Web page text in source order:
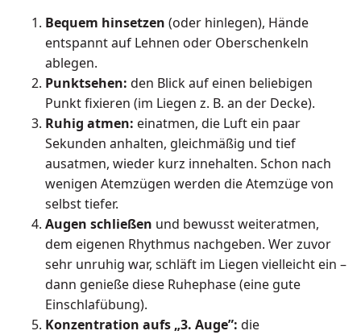
Bequem hinsetzen (oder hinlegen), Hände
entspannt auf Lehnen oder Oberschenkeln
ablegen.
Punktsehen: den Blick auf einen beliebigen
Punkt fixieren (im Liegen z. B. an der Decke).
Ruhig atmen: einatmen, die Luft ein paar
Sekunden anhalten, gleichmäßig und tief
ausatmen, wieder kurz innehalten. Schon nach
wenigen Atemzügen werden die Atemzüge von
selbst tiefer.
Augen schließen und bewusst weiteratmen,
dem eigenen Rhythmus nachgeben. Wer zuvor
sehr unruhig war, schläft im Liegen vielleicht ein –
dann genieße diese Ruhephase (eine gute
Einschlafübung).
Konzentration aufs „3. Auge”: die